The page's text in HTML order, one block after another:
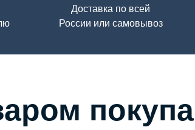
Доставка по всей
России или самовывоз